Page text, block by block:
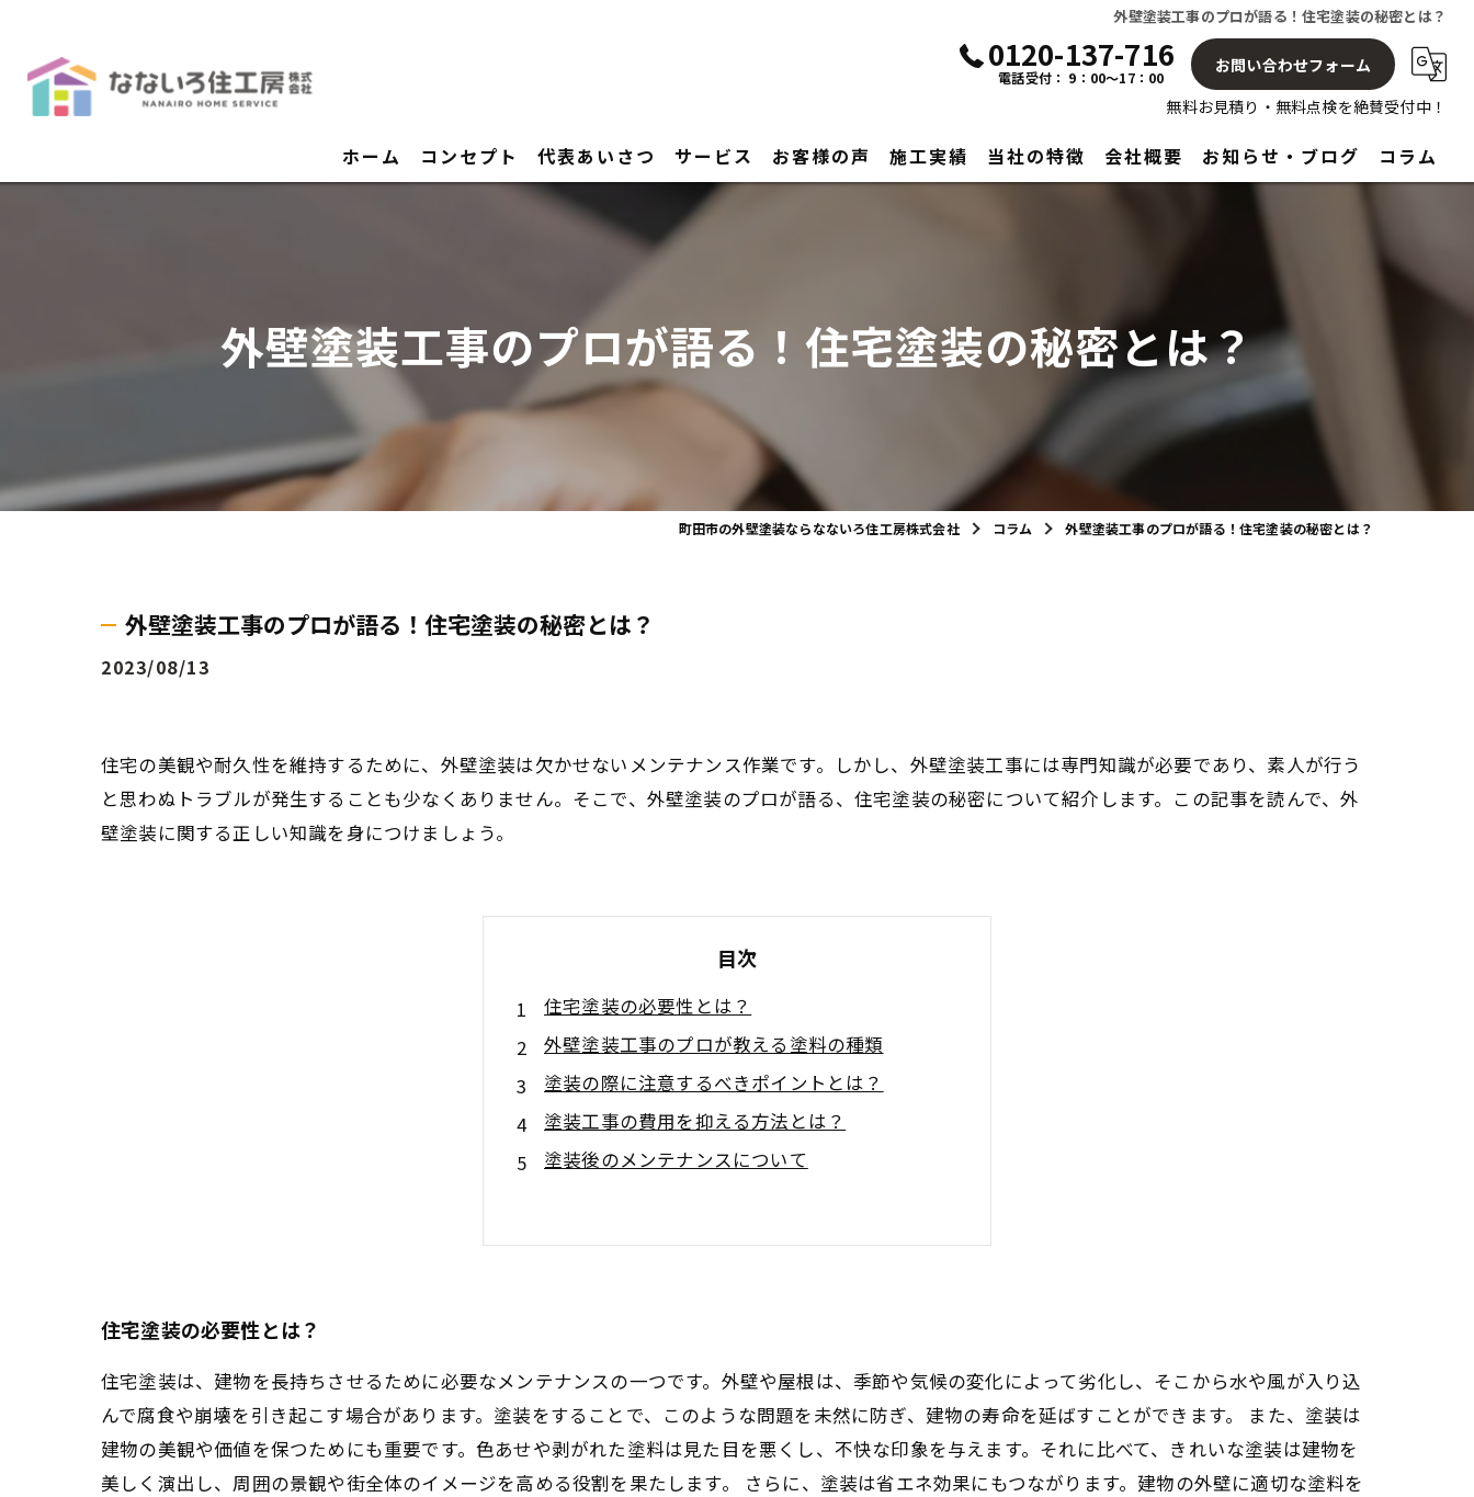
外壁塗装工事のプロが語る！住宅塗装の秘密とは？
0120-137-716
電話受付： 9：00～17：00
お問い合わせフォーム
無料お見積り・無料点検を絶賛受付中！
ホーム コンセプト 代表あいさつ サービス お客様の声 施工実績 当社の特徴
見積もり
アフターサービス
リフォーム
会社概要 お知らせ・ブログ コラム
外壁塗装工事のプロが語る！住宅塗装の秘密とは？
町田市の外壁塗装ならなないろ住工房株式会社 コラム 外壁塗装工事のプロが語る！住宅塗装の秘密とは？
外壁塗装工事のプロが語る！住宅塗装の秘密とは？
2023/08/13
住宅の美観や耐久性を維持するために、外壁塗装は欠かせないメンテナンス作業です。しかし、外壁塗装工事には専門知識が必要であり、素人が行う
と思わぬトラブルが発生することも少なくありません。そこで、外壁塗装のプロが語る、住宅塗装の秘密について紹介します。この記事を読んで、外
壁塗装に関する正しい知識を身につけましょう。
目次
住宅塗装の必要性とは？
外壁塗装工事のプロが教える塗料の種類
塗装の際に注意するべきポイントとは？
塗装工事の費用を抑える方法とは？
塗装後のメンテナンスについて
住宅塗装の必要性とは？
住宅塗装は、建物を長持ちさせるために必要なメンテナンスの一つです。外壁や屋根は、季節や気候の変化によって劣化し、そこから水や風が入り込
んで腐食や崩壊を引き起こす場合があります。塗装をすることで、このような問題を未然に防ぎ、建物の寿命を延ばすことができます。 また、塗装は
建物の美観や価値を保つためにも重要です。色あせや剥がれた塗料は見た目を悪くし、不快な印象を与えます。それに比べて、きれいな塗装は建物を
美しく演出し、周囲の景観や街全体のイメージを高める役割を果たします。 さらに、塗装は省エネ効果にもつながります。建物の外壁に適切な塗料を